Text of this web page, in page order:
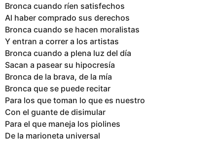
Bronca cuando ríen satisfechos
Al haber comprado sus derechos
Bronca cuando se hacen moralistas
Y entran a correr a los artistas
Bronca cuando a plena luz del día
Sacan a pasear su hipocresía
Bronca de la brava, de la mía
Bronca que se puede recitar
Para los que toman lo que es nuestro
Con el guante de disimular
Para el que maneja los piolines
De la marioneta universal